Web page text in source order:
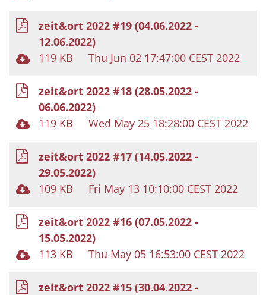
zeit&ort 2022 #19 (04.06.2022 -
12.06.2022)
119 KB
Thu Jun 02 17:47:00 CEST 2022
zeit&ort 2022 #18 (28.05.2022 -
06.06.2022)
119 KB
Wed May 25 18:28:00 CEST 2022
zeit&ort 2022 #17 (14.05.2022 -
29.05.2022)
109 KB
Fri May 13 10:10:00 CEST 2022
zeit&ort 2022 #16 (07.05.2022 -
15.05.2022)
113 KB
Thu May 05 16:53:00 CEST 2022
zeit&ort 2022 #15 (30.04.2022 -